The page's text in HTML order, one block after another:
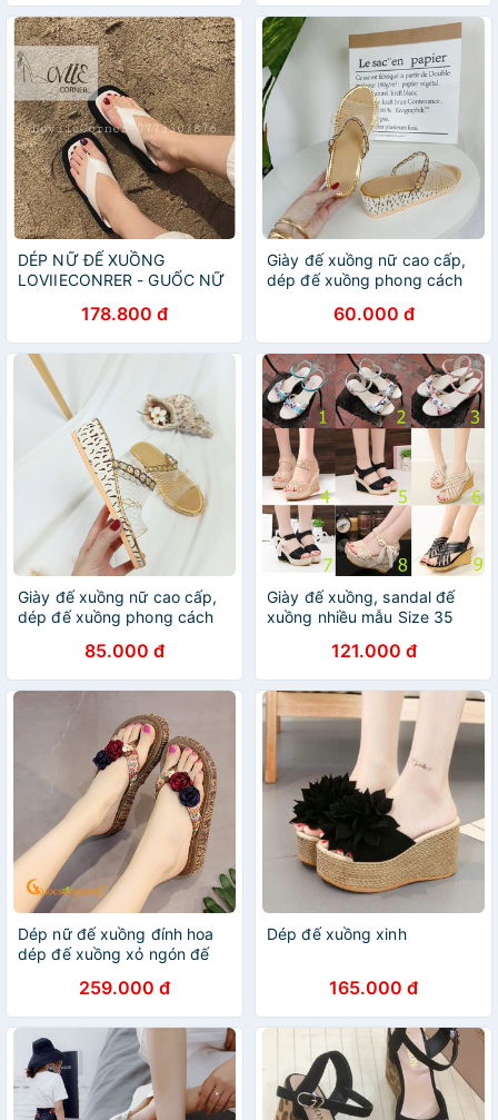
DÉP NỮ ĐẾ XUỒNG
LOVIIECONRER - GUỐC NỮ
7CM ĐAN CHÉO - GUỐC NỮ
ĐẾ XUỒNG D200801
D211013
178.800 đ
Giày đế xuồng nữ cao cấp,
dép đế xuồng phong cách
60.000 đ
Giày đế xuồng nữ cao cấp,
dép đế xuồng phong cách
85.000 đ
Giày đế xuồng, sandal đế
xuồng nhiều mẫu Size 35
121.000 đ
Dép nữ đế xuồng đính hoa
dép đế xuồng xỏ ngón đế
259.000 đ
Dép đế xuồng xinh
165.000 đ